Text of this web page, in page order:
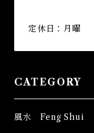
定休日：月曜
CATEGORY
風水 Feng Shui